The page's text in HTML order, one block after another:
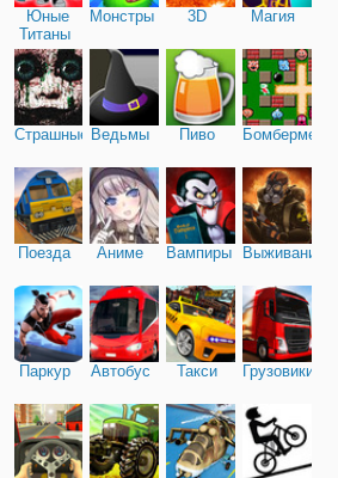
Юные
Титаны
Монстры 3D Магия
Страшные Ведьмы Пиво Бомбермен
Поезда Аниме Вампиры Выживание
Паркур Автобус Такси Грузовики